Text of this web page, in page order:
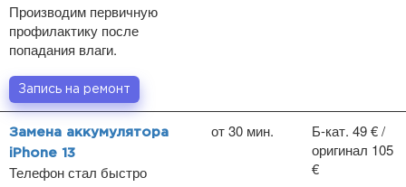
Производим первичную
профилактику после
попадания влаги.
Запись на ремонт
Замена аккумулятора
iPhone 13
Телефон стал быстро
от 30 мин.
Б-кат. 49 € /
оригинал 105
€